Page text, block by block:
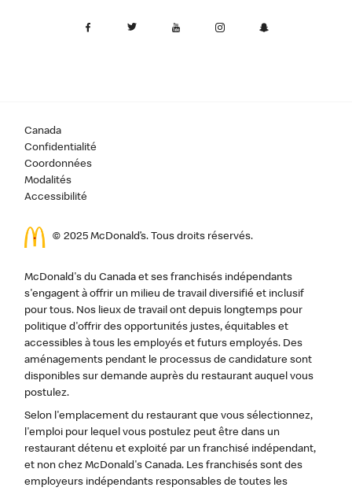
Canada
Confidentialité
Coordonnées
Modalités
Accessibilité
© 2025 McDonald’s. Tous droits réservés.
McDonald's du Canada et ses franchisés indépendants
s'engagent à offrir un milieu de travail diversifié et inclusif
pour tous. Nos lieux de travail ont depuis longtemps pour
politique d'offrir des opportunités justes, équitables et
accessibles à tous les employés et futurs employés. Des
aménagements pendant le processus de candidature sont
disponibles sur demande auprès du restaurant auquel vous
postulez.
Selon l'emplacement du restaurant que vous sélectionnez,
l'emploi pour lequel vous postulez peut être dans un
restaurant détenu et exploité par un franchisé indépendant,
et non chez McDonald's Canada. Les franchisés sont des
employeurs indépendants responsables de toutes les